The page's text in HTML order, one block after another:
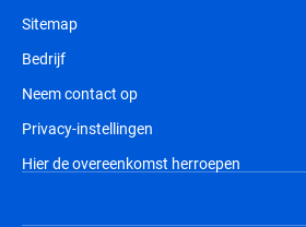
Sitemap
Bedrijf
Neem contact op
Privacy-instellingen
Hier de overeenkomst herroepen